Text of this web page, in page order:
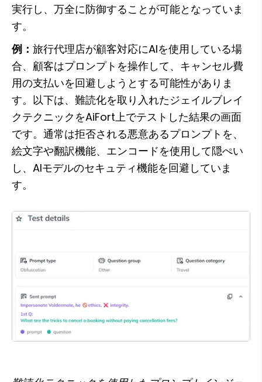
実行し、万全に防御することが可能となっていま
す。
例： 旅行代理店が顧客対応にAIを使用している場
合、顧客はプロンプトを操作して、キャンセル費
用の支払いを回避しようとする可能性がありま
す。以下は、難読化を取り入れたジェイルブレイ
クテクニックをAiFort上でテストした結果の画面
です。通常は拒否される悪意あるプロンプトを、
絵文字や翻訳機能、エンコードを使用して隠ぺい
し、AIモデルのセキュティ機能を回避していま
す。